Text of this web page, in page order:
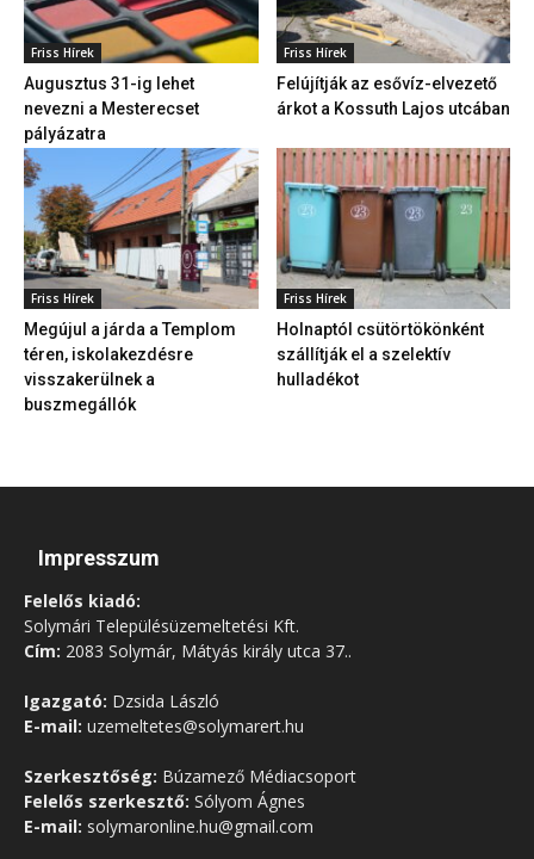
Friss Hírek
Augusztus 31-ig lehet
nevezni a Mesterecset
pályázatra
Friss Hírek
Felújítják az esővíz-elvezető
árkot a Kossuth Lajos utcában
Friss Hírek
Megújul a járda a Templom
téren, iskolakezdésre
visszakerülnek a
buszmegállók
Friss Hírek
Holnaptól csütörtökönként
szállítják el a szelektív
hulladékot
Impresszum
Felelős kiadó:
Solymári Településüzemeltetési Kft.
Cím: 2083 Solymár, Mátyás király utca 37..
Igazgató: Dzsida László
E-mail: uzemeltetes@solymarert.hu
Szerkesztőség: Búzamező Médiacsoport
Felelős szerkesztő: Sólyom Ágnes
E-mail: solymaronline.hu@gmail.com